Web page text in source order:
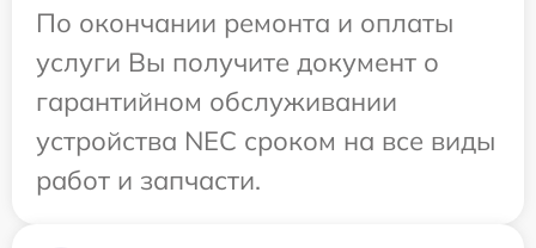
По окончании ремонта и оплаты
услуги Вы получите документ о
гарантийном обслуживании
устройства NEC сроком на все виды
работ и запчасти.